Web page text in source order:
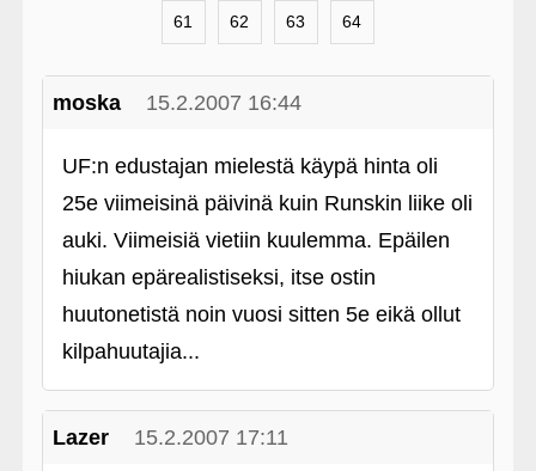
61 62 63 64
moska 15.2.2007 16:44
UF:n edustajan mielestä käypä hinta oli
25e viimeisinä päivinä kuin Runskin liike oli
auki. Viimeisiä vietiin kuulemma. Epäilen
hiukan epärealistiseksi, itse ostin
huutonetistä noin vuosi sitten 5e eikä ollut
kilpahuutajia...
Lazer 15.2.2007 17:11